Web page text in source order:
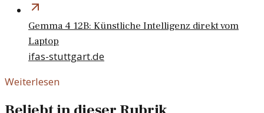
Gemma 4 12B: Künstliche Intelligenz direkt vom
Laptop
ifas-stuttgart.de
Weiterlesen